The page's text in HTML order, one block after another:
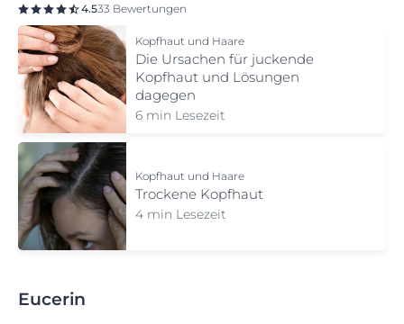
4.533 Bewertungen
Kopfhaut und Haare
Die Ursachen für juckende
Kopfhaut und Lösungen
dagegen
6 min Lesezeit
Kopfhaut und Haare
Trockene Kopfhaut
4 min Lesezeit
Eucerin